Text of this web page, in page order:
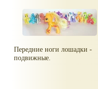
Передние ноги лошадки -
подвижные.